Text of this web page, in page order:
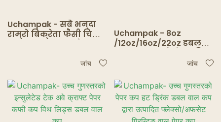
Uchampak - सबै भन्दा
राम्रो बिक्रेता फैंसी चिया
जांच
Uchampak - 8oz
/12oz/16oz/22oz डबल
क्राफ्ट डिस्पोजेबल पेपर
जांच